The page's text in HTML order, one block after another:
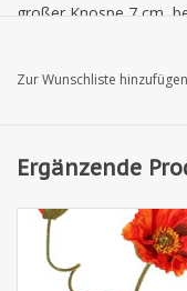
großer Knospe 7 cm,
Zur Wunschliste hinzufügen
Ergänzende